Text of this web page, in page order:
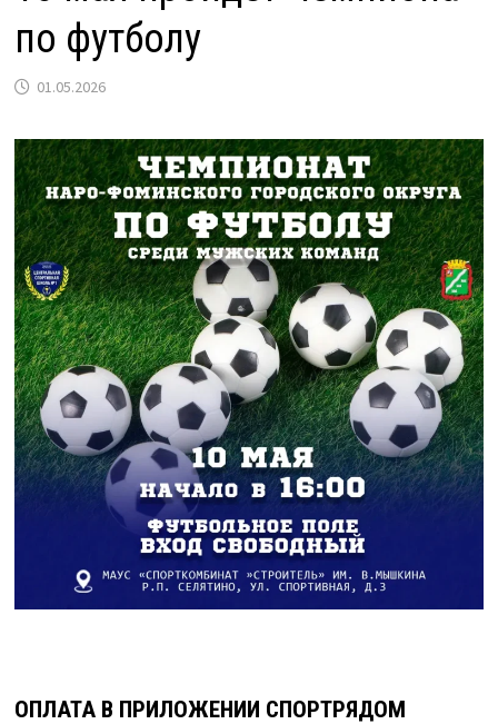
по футболу
01.05.2026
ОПЛАТА В ПРИЛОЖЕНИИ СПОРТРЯДОМ